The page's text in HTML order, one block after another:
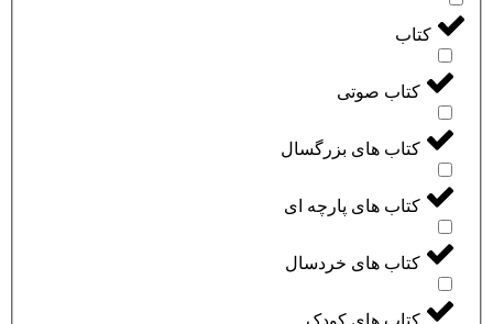
کتاب
کتاب صوتی
کتاب های بزرگسال
کتاب های پارچه ای
کتاب های خردسال
کتاب های کودک